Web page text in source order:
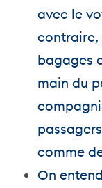
avec le
contraire,
bagages
main du
comme
On